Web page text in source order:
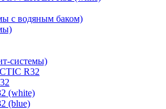
с водяным баком)
системы)
R32
(white)
(blue)